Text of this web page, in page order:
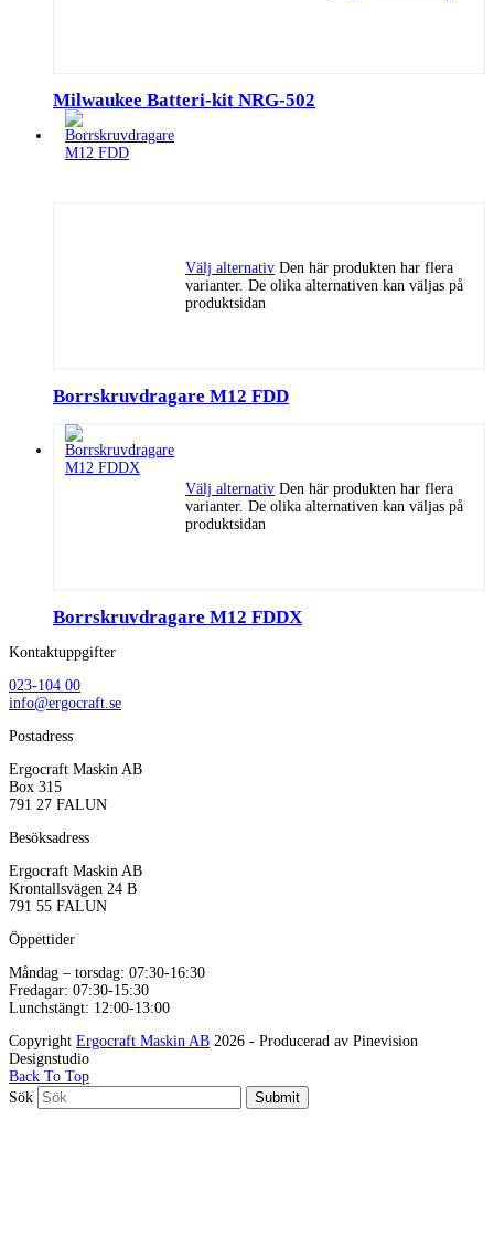
Milwaukee Batteri-kit NRG-502
Välj alternativ Den här produkten har flera
varianter. De olika alternativen kan väljas på
produktsidan
Borrskruvdragare M12 FDD
Välj alternativ Den här produkten har flera
varianter. De olika alternativen kan väljas på
produktsidan
Borrskruvdragare M12 FDDX
Kontaktuppgifter
023-104 00
info@ergocraft.se
Postadress
Ergocraft Maskin AB
Box 315
791 27 FALUN
Besöksadress
Ergocraft Maskin AB
Krontallsvägen 24 B
791 55 FALUN
Öppettider
Måndag – torsdag: 07:30-16:30
Fredagar: 07:30-15:30
Lunchstängt: 12:00-13:00
Copyright Ergocraft Maskin AB 2026 - Producerad av Pinevision
Designstudio
Back To Top
Sök
Submit